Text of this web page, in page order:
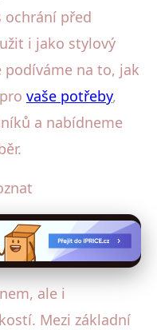
ochrání před
i jako stylový
na to, jak
pro vaše potřeby,
a nabídneme
ale i
Mezi základní